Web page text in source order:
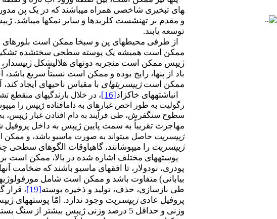
های تبخیری شاخصی همراه می­باشند که در یک پن
و مقدم بر ته­نشست کلریدها و سایر نمک­ها
توسعه یابند.
از طرفی محیط­های پن و سبخا ممکن است بلورهای
ممکن است همیشه یک پوسته سطحی سخت­شده تشکیل
ژیپس ممکن است منجربه دون­های هلالی­شکل
باد از پن­ها، رایج بوده و ممکن است نسبتاً سریع
ممکن استژیپسریت­های با مقیاس ناحیه­ای ایجاد
انباشته­های خاکزاد[16]، در خلال بارندگی­های
رگولیت به طور اخص غبارهای به دام­افتاده ژیپس را
سطوح سنگ­فرش، طی فرآیند به دام افتادن غبار ژیپس،
مهاجرت تقریباً به سمت پایین ژیپس به داخل پروفیل
ژیپسریت حاصل می­تواند به صورت ماسیو باشد، و
ژیپسریت را می­پوشانند، گاهی­اوقات الگوهای سطحی
پوسته­های مختلف اشاره شده در بالا، ممکن است
پودری، نودولار، تا افق­های ماسیو باشند که ضخامت
بیابانی) متفاوت باشد و ممکن است شامل
طی بازسازی، حذف، تولید و ذخیره پوسته[19]، قرار
پروفیل عادیژیپسریت وجود ندارد. امّا پوسته­های ژیپس
وزنی و حداقل 5 درصد وزنی ژیپس بیشتر از سنگ بستر زیرین" تعریف شوند